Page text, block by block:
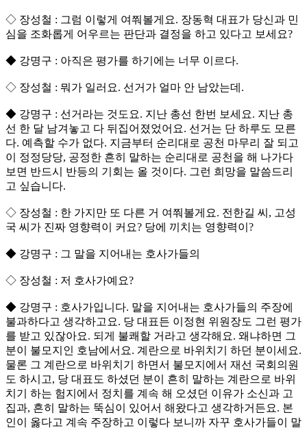
◇ 장성철 : 그럼 이렇게 여쭤볼게요. 장동혁 대표가 당신과 민
심을 조화롭게 어우르는 판단과 결정을 하고 있다고 보세요?
◆ 강명구 : 아직은 평가를 하기에는 너무 이르다.
◇ 장성철 : 뭐가 일러요. 선거가 얼마 안 남았는데.
◆ 강명구 : 선거라는 것도요. 지난 총선 한번 보세요. 지난 총
선 한 달 남겨놓고 다 뒤집어졌었어요. 선거는 단 하루도 모른
다. 예측할 수가 없다. 지금부터 순리대로 공천 마무리 잘 되고
이 정정당당, 공정한 흔히 말하는 순리대로 공천을 해 나가다
보면 반드시 반등의 기회는 올 것이다. 그런 희망을 말씀드리
고 싶습니다.
◇ 장성철 : 한 가지만 또 다른 거 여쭤볼게요. 전한길 씨, 고성
국 씨가 진짜 영향력이 커요? 당에 끼치는 영향력이?
◆ 강명구 : 그 말을 지어내는 호사가들의
◇ 장성철 : 저 호사가예요?
◆ 강명구 : 호사가입니다. 말을 지어내는 호사가들의 주장에
불과하다고 생각하고요. 당 대표든 이정현 위원장도 그런 평가
를 받고 있잖아요. 되게 불쾌할 거라고 생각해요. 왜냐하면 그
분이 불모지인 호남에서요. 계란으로 바위치기 하던 분이세요.
물론 그 계란으로 바위치기 하면서 불모지에서 재선 국회의원
도 하시고, 당 대표도 하셨던 분이 흔히 말하는 계란으로 바위
치기 하는 험지에서 정치를 계속 해 오셨던 이유가 소신과 고
집과, 흔히 말하는 뚝심이 있어서 해왔다고 생각하거든요. 본
인이 옳다고 계속 주장하고 이렇다 보니까 자꾸 호사가들이 말